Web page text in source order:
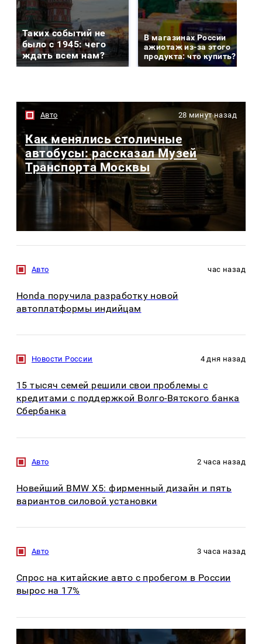
Таких событий не
было с 1945: чего
ждать всем нам?
В магазинах России
ажиотаж из-за этого
продукта: что купить?
Авто 28 минут назад
Как менялись столичные
автобусы: рассказал Музей
Транспорта Москвы
Авто час назад
Honda поручила разработку новой
автоплатформы индийцам
Новости России 4 дня назад
15 тысяч семей решили свои проблемы с
кредитами с поддержкой Волго-Вятского банка
Сбербанка
Авто 2 часа назад
Новейший BMW X5: фирменный дизайн и пять
вариантов силовой установки
Авто 3 часа назад
Спрос на китайские авто с пробегом в России
вырос на 17%